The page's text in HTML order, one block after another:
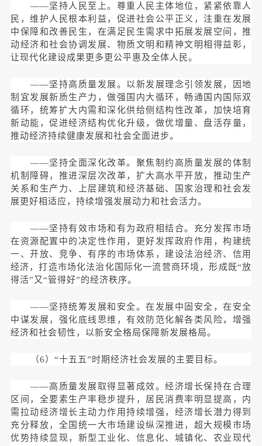
——坚持人民至上。尊重人民主体地位，紧紧依靠人
民，维护人民根本利益，促进社会公平正义，注重在发展
中保障和改善民生，在满足民生需求中拓展发展空间，推
动经济和社会协调发展、物质文明和精神文明相得益彰，
让现代化建设成果更多更公平惠及全体人民。
——坚持高质量发展。以新发展理念引领发展，因地
制宜发展新质生产力，做强国内大循环，畅通国内国际双
循环，统筹扩大内需和深化供给侧结构性改革，加快培育
新动能，促进经济结构优化升级，做优增量、盘活存量，
推动经济持续健康发展和社会全面进步。
——坚持全面深化改革。聚焦制约高质量发展的体制
机制障碍，推进深层次改革，扩大高水平开放，推动生产
关系和生产力、上层建筑和经济基础、国家治理和社会发
展更好相适应，持续增强发展动力和社会活力。
——坚持有效市场和有为政府相结合。充分发挥市场
在资源配置中的决定性作用，更好发挥政府作用，构建统
一、开放、竞争、有序的市场体系，建设法治经济、信用
经济，打造市场化法治化国际化一流营商环境，形成既“放
得活”又“管得好”的经济秩序。
——坚持统筹发展和安全。在发展中固安全，在安全
中谋发展，强化底线思维，有效防范化解各类风险，增强
经济和社会韧性，以新安全格局保障新发展格局。
（6）“十五五”时期经济社会发展的主要目标。
——高质量发展取得显著成效。经济增长保持在合理
区间，全要素生产率稳步提升，居民消费率明显提高，内
需拉动经济增长主动力作用持续增强，经济增长潜力得到
充分释放，全国统一大市场建设纵深推进，超大规模市场
优势持续显现，新型工业化、信息化、城镇化、农业现代